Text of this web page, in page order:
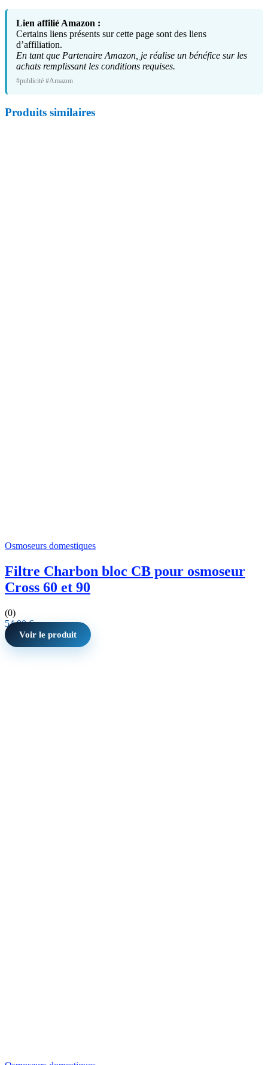
Lien affilié Amazon :
Certains liens présents sur cette page sont des liens
d’affiliation.
En tant que Partenaire Amazon, je réalise un bénéfice sur les
achats remplissant les conditions requises.
#publicité #Amazon
Produits similaires
Osmoseurs domestiques
Filtre Charbon bloc CB pour osmoseur
Cross 60 et 90
(0)
54,90€
Voir le produit